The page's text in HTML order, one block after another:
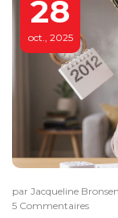
28
oct., 2025
par Jacqueline
5 Commentaires